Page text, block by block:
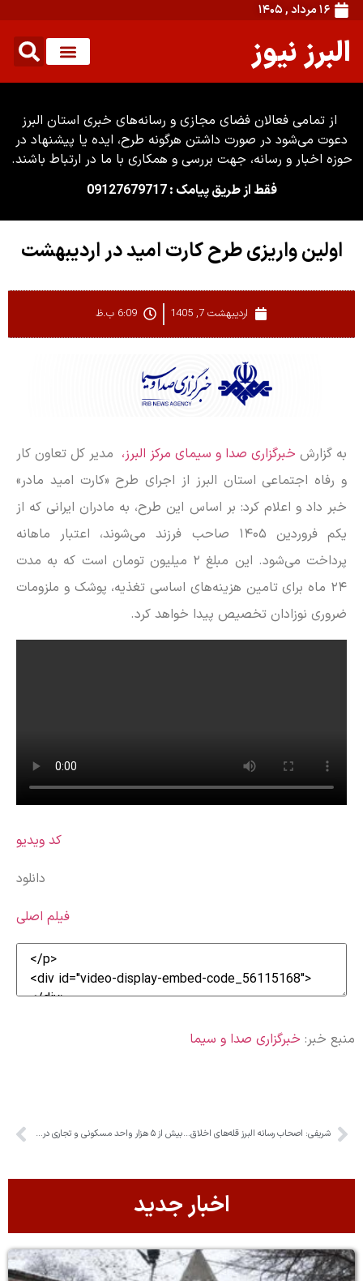
۱۶ مرداد , ۱۴۰۵
البرز نیوز
از تمامی فعالان فضای مجازی و رسانه‌های خبری استان البرز
دعوت می‌شود در صورت داشتن هرگونه طرح، ایده یا پیشنهاد در
حوزه اخبار و رسانه، جهت بررسی و همکاری با ما در ارتباط باشند.
فقط از طریق پیامک : 09127679717
اولین واریزی طرح کارت امید در اردیبهشت
اردیبهشت 7, 1405 6:09 ب.ظ
به گزارش خبرگزاری صدا و سیمای مرکز البرز، مدیر کل تعاون کار
و رفاه اجتماعی استان البرز از اجرای طرح «کارت امید مادر»
خبر داد و اعلام کرد: بر اساس این طرح، به مادران ایرانی که از
یکم فروردین ۱۴۰۵ صاحب فرزند می‌شوند، اعتبار ماهانه
پرداخت می‌شود. این مبلغ ۲ میلیون تومان است که به مدت
۲۴ ماه برای تامین هزینه‌های اساسی تغذیه، پوشک و ملزومات
ضروری نوزادان تخصیص پیدا خواهد کرد.
کد ویدیو
دانلود
فیلم اصلی
منبع خبر: خبرگزاری صدا و سیما
شریفی: اصحاب رسانه البرز قله‌های اخلاق در جنگ ۱۲ روزه را فتح کردند بیش از ۵ هزار واحد مسکونی و تجاری در جنگ رمضان آسیب دیدند
اخبار جدید